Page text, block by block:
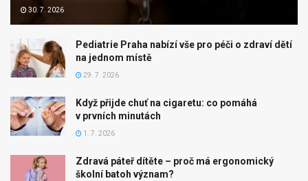
30. 7. 2026
Pediatrie Praha nabízí vše pro péči o zdraví dětí
na jednom místě
29. 7. 2026
Když přijde chuť na cigaretu: co pomáhá
v prvních minutách
1. 7. 2026
Zdravá páteř dítěte – proč má ergonomický
školní batoh význam?